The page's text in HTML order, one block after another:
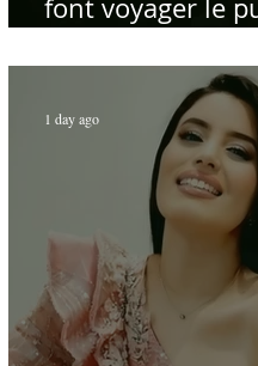
font voyager le
chant et de la
d'antan
1 day ago